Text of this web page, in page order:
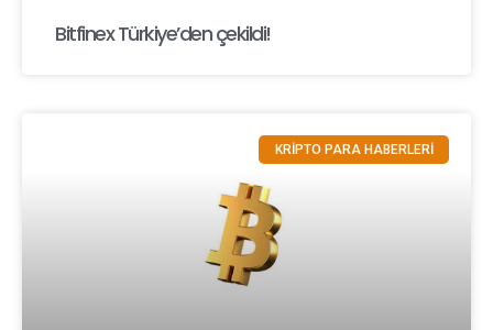
Bitfinex Türkiye’den çekildi!
KRİPTO PARA HABERLERİ